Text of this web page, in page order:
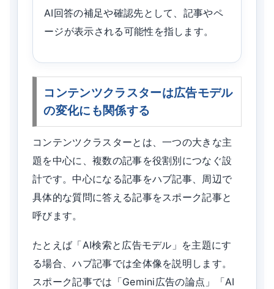
AI回答の補足や確認先として、記事やペ
ージが表示される可能性を指します。
コンテンツクラスターは広告モデル
の変化にも関係する
コンテンツクラスターとは、一つの大きな主
題を中心に、複数の記事を役割別につなぐ設
計です。中心になる記事をハブ記事、周辺で
具体的な質問に答える記事をスポーク記事と
呼びます。
たとえば「AI検索と広告モデル」を主題にす
る場合、ハブ記事では全体像を説明します。
スポーク記事では「Gemini広告の論点」「AI